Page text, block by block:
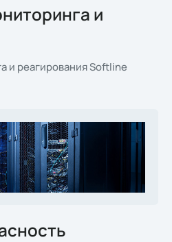
и
и реагирования Softline